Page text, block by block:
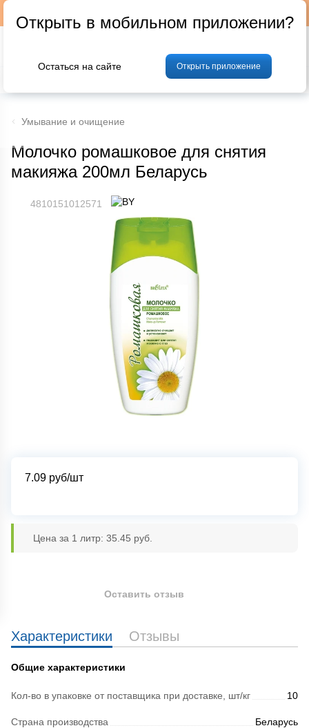
Фрукты и овощи Мясо Птица
Умывание и очищение
Молочко ромашковое для снятия
макияжа 200мл Беларусь
4810151012571
7.09 руб/шт
Цена за 1 литр: 35.45 руб.
Характеристики Отзывы
Общие характеристики
Кол-во в упаковке от поставщика при доставке, шт/кг 10
Страна производства Беларусь
Оставить отзыв
Открыть в мобильном приложении?
Остаться на сайте Открыть приложение